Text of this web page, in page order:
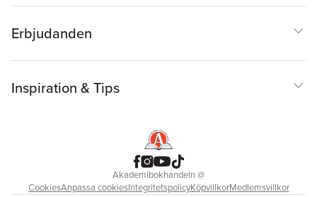
Erbjudanden
Inspiration & Tips
Akademibokhandeln@
CookiesAnpassa cookiesIntegritetspolicyKöpvillkorMedlemsvillkor